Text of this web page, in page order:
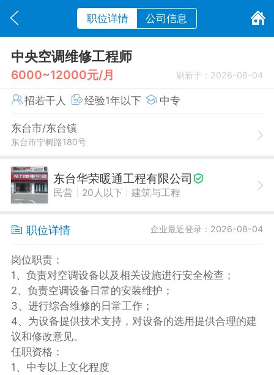
职位详情 公司信息
中央空调维修工程师
6000~12000元/月 刷新于：2026-08-04
招若干人 经验1年以下 中专
东台市/东台镇
东台市宁树路180号
东台华荣暖通工程有限公司
民营 20人以下 建筑与工程
职位详情 企业最近登录：2026-08-04
岗位职责：
1、负责对空调设备以及相关设施进行安全检查；
2、负责空调设备日常的安装维护；
3、进行综合维修的日常工作；
4、为设备提供技术支持，对设备的选用提供合理的建
议和修改意见。
任职资格：
1、中专以上文化程度